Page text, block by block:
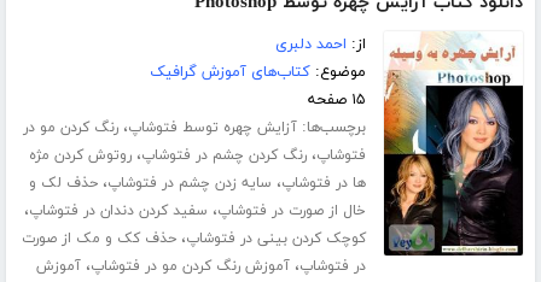
از: احمد دلبری
موضوع:کتاب‌های آموزش گرافیک
۱۵ صفحه
برچسب‌ها:آزایش چهره توسط فتوشاپ،رنگ کردن مو در
فتوشاپ،رنگ کردن چشم در فتوشاپ،روتوش کردن مژه
ها در فتوشاپ، سایه زدن چشم در فتوشاپ،حذف لک و
خال از صورت در فتوشاپ، سفید کردن دندان در فتوشاپ،
کوچک کردن بینی در فتوشاپ،حذف کک و مک از صورت
در فتوشاپ،آموزش رنگ کردن مو در فتوشاپ،آموزش